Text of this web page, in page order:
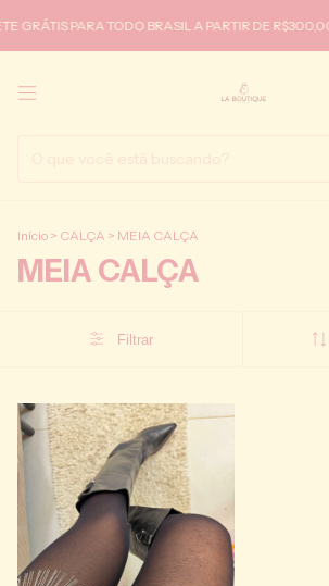
GRÁTIS PARA TODO BRASIL A PARTIR DE R$300,00
Início > CALÇA > MEIA CALÇA
MEIA CALÇA
Filtrar